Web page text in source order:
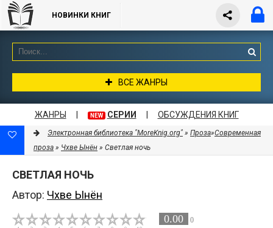
НОВИНКИ КНИГ
ВСЕ ЖАНРЫ
ЖАНРЫ NEW СЕРИИ ОБСУЖДЕНИЯ КНИГ
Электронная библиотека "MoreKnig.org" » Проза»Современная
проза » Чхве Ынён » Светлая ночь
СВЕТЛАЯ НОЧЬ
Автор: Чхве Ынён
0.00 0